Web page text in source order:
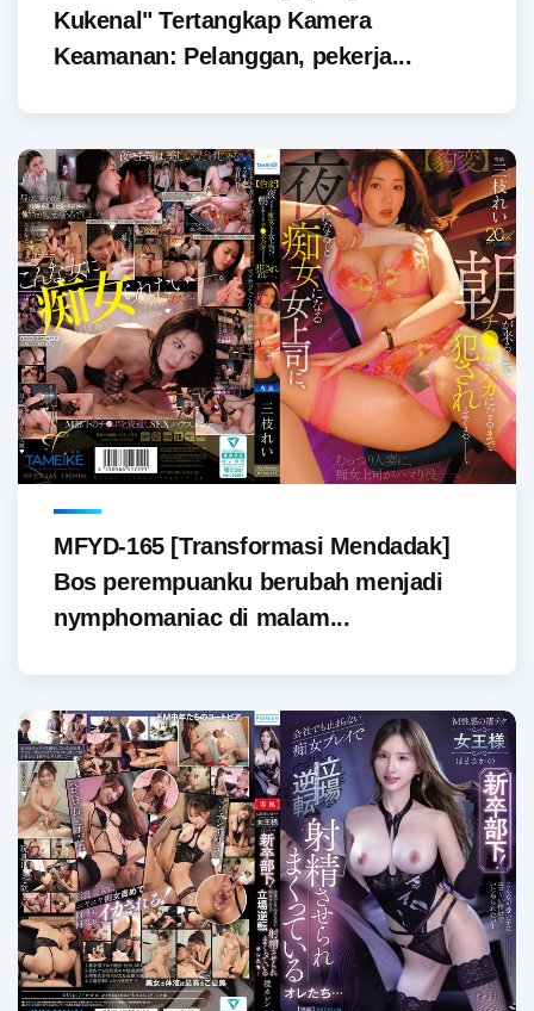
Kukenal" Tertangkap Kamera
Keamanan: Pelanggan, pekerja...
MFYD-165 [Transformasi Mendadak]
Bos perempuanku berubah menjadi
nymphomaniac di malam...